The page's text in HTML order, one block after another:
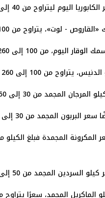
اليوم ليتراوح من 40 إلى 140 جنيهًا.
- لوت»، يتراوح من 100 إلى 260 جنيهًا.
اليوم، من 100 إلى 260 جنيهًا.
يتراوح من 100 إلى 260 جنيهًا.
المجمد من 30 إلى 50 جنيهًا.
المجمد من 30 إلى 50 جنيهًا.
السردين المجمد من 50 إلى 100 جنيه.